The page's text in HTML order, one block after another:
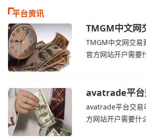
平台资讯
TMGM中文网
金价下跌，市
景-TMGM官网
TMGM中文网交易
官方网站开户需要
全球主流的MT4/
险管理工具。通过
解，金价周四回
涨，使通胀担忧保
avatrade平台
售企业称中
本avatrade官
avatrade平台交易
方网站开户需要什
个在交易优势和